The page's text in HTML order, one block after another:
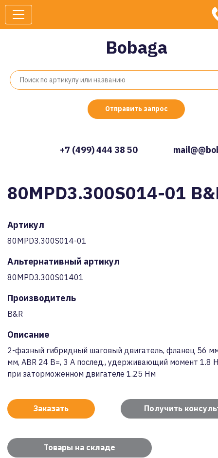
Bobaga
Отправить запрос
+7 (499) 444 38 50
80MPD3.300S014-01
Артикул
80MPD3.300S014-01
Альтернативный артикул
80MPD3.300S01401
Производитель
B&R
Описание
2-фазный гибридный шаговый двигатель, фланец 56
мм, ABR 24 В=, 3 A послед., удерживающий момент 1.8
при заторможенном двигателе 1.25 Нм
Заказать Получить
Товары на складе